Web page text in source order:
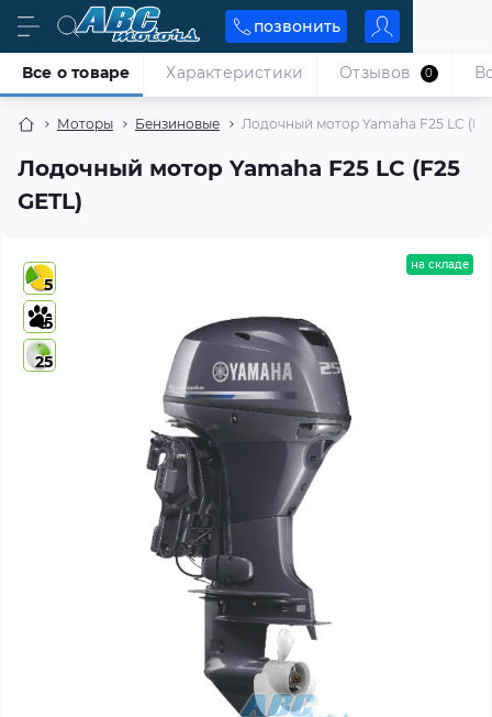
позвонить
Моторы Бензиновые Лодочный мотор Yamaha F25 LC
Лодочный мотор Yamaha F25 LC (F25
GETL)
Все о товаре Характеристики Отзывов 0
5
5
25
на складе